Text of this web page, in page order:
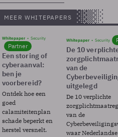
MEER WHITEPAPERS
Whitepaper Security
Partner
Een storing of
cyberaanval:
ben je
voorbereid?
Ontdek hoe een
goed
calamiteitenplan
schade beperkt en
herstel versnelt.
Whitepaper Security
De 10
van de
uitgelegd
De 10 verplichte
van de
waar Nederlandse